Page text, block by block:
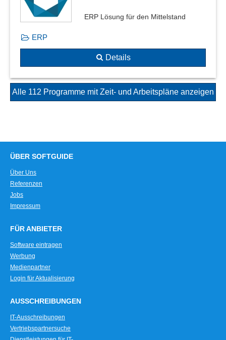
ERP Lösung für den Mittelstand
ERP
Details
Alle 112 Programme mit Zeit- und Arbeitspläne anzeigen
ÜBER SOFTGUIDE
Über Uns
Referenzen
Jobs
Impressum
FÜR ANBIETER
Software eintragen
Werbung
Medienpartner
Login für Aktualisierung
AUSSCHREIBUNGEN
IT-Ausschreibungen
Vertriebspartnersuche